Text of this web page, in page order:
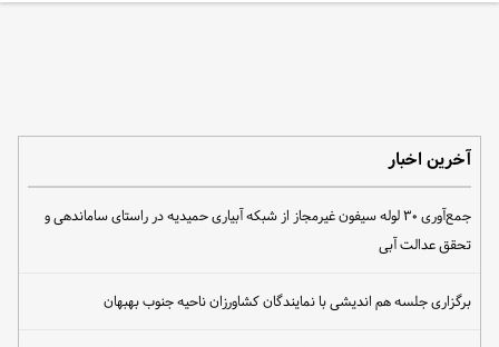
آخرین اخبار
جمع‌آوری ۳۰ لوله سیفون غیرمجاز از شبکه آبیاری حمیدیه در راستای ساماندهی و
تحقق عدالت آبی
برگزاری جلسه هم اندیشی با نمایندگان کشاورزان ناحیه جنوب بهبهان